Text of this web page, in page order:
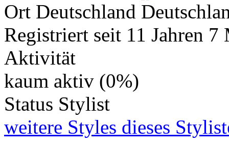
Ort Deutschland
Registriert seit 11 Jahren 7
Aktivität
kaum aktiv (0%)
Status Stylist
weitere Styles dieses